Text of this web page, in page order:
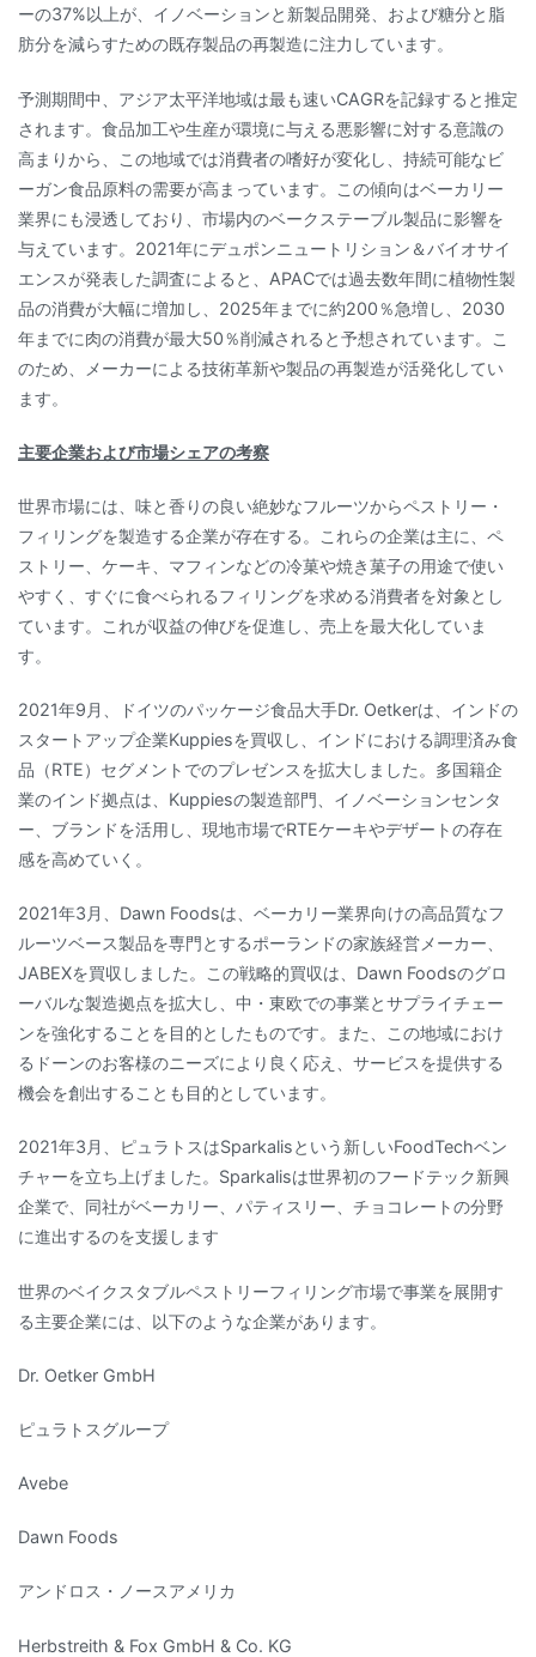
ーの37%以上が、イノベーションと新製品開発、および糖分と脂
肪分を減らすための既存製品の再製造に注力しています。
予測期間中、アジア太平洋地域は最も速いCAGRを記録すると推定
されます。食品加工や生産が環境に与える悪影響に対する意識の
高まりから、この地域では消費者の嗜好が変化し、持続可能なビ
ーガン食品原料の需要が高まっています。この傾向はベーカリー
業界にも浸透しており、市場内のベークステーブル製品に影響を
与えています。2021年にデュポンニュートリション＆バイオサイ
エンスが発表した調査によると、APACでは過去数年間に植物性製
品の消費が大幅に増加し、2025年までに約200％急増し、2030
年までに肉の消費が最大50％削減されると予想されています。こ
のため、メーカーによる技術革新や製品の再製造が活発化してい
ます。
主要企業および市場シェアの考察
世界市場には、味と香りの良い絶妙なフルーツからペストリー・
フィリングを製造する企業が存在する。これらの企業は主に、ペ
ストリー、ケーキ、マフィンなどの冷菓や焼き菓子の用途で使い
やすく、すぐに食べられるフィリングを求める消費者を対象とし
ています。これが収益の伸びを促進し、売上を最大化していま
す。
2021年9月、ドイツのパッケージ食品大手Dr. Oetkerは、インドの
スタートアップ企業Kuppiesを買収し、インドにおける調理済み食
品（RTE）セグメントでのプレゼンスを拡大しました。多国籍企
業のインド拠点は、Kuppiesの製造部門、イノベーションセンタ
ー、ブランドを活用し、現地市場でRTEケーキやデザートの存在
感を高めていく。
2021年3月、Dawn Foodsは、ベーカリー業界向けの高品質なフ
ルーツベース製品を専門とするポーランドの家族経営メーカー、
JABEXを買収しました。この戦略的買収は、Dawn Foodsのグロ
ーバルな製造拠点を拡大し、中・東欧での事業とサプライチェー
ンを強化することを目的としたものです。また、この地域におけ
るドーンのお客様のニーズにより良く応え、サービスを提供する
機会を創出することも目的としています。
2021年3月、ピュラトスはSparkalisという新しいFoodTechベン
チャーを立ち上げました。Sparkalisは世界初のフードテック新興
企業で、同社がベーカリー、パティスリー、チョコレートの分野
に進出するのを支援します
世界のベイクスタブルペストリーフィリング市場で事業を展開す
る主要企業には、以下のような企業があります。
Dr. Oetker GmbH
ピュラトスグループ
Avebe
Dawn Foods
アンドロス・ノースアメリカ
Herbstreith & Fox GmbH & Co. KG